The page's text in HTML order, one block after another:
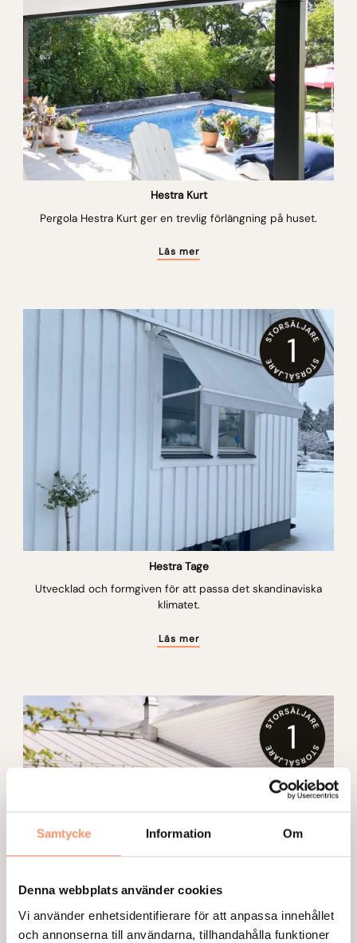
Samtycke Information Om
Denna webbplats använder cookies
Vi använder enhetsidentifierare för att anpassa innehållet
och annonserna till användarna, tillhandahålla funktioner
Hestra Kurt
Pergola Hestra Kurt ger en trevlig förlängning på huset.
Läs mer
Hestra Tage
Utvecklad och formgiven för att passa det skandinaviska
klimatet.
Läs mer